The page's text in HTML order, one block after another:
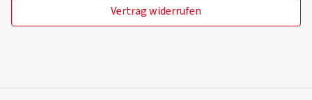
Vertrag widerrufen